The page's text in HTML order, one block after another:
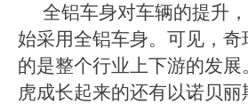
全铝车身对车辆的提升
始采用全铝车身。可见，
的是整个行业上下游的发
虎成长起来的还有以诺贝